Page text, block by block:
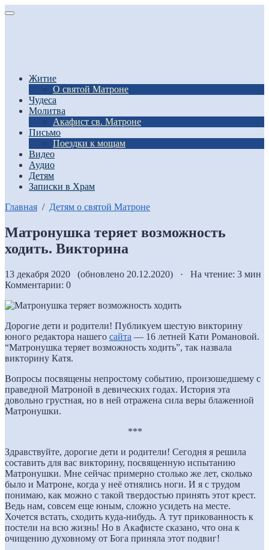
Житие
О святой Матроне
Чудеса
Молитва
Акафист св. Матроне
Письмо
Поездки к мощам
Видео
Аудио
Детям
Записки в Храм
Главная / Детям о святой Матроне
Матронушка теряет возможность
ходить. Викторина
13 декабря 2020 (обновлено 20.12.2020) · На чтение: 3 мин
Комментарии: 0
Дорогие дети и родители! Публикуем шестую викторину
юного редактора нашего сайта — 16 летней Кати Романовой.
“Матронушка теряет возможность ходить”, так назвала
викторину Катя.
Вопросы посвящены непростому событию, произошедшему с
праведной Матроной в девических годах. История эта
довольно грустная, но в ней отражена сила веры блаженной
Матронушки.
***
Здравствуйте, дорогие дети и родители! Сегодня я решила
составить для вас викторину, посвященную испытанию
Матронушки. Мне сейчас примерно столько же лет, сколько
было и Матроне, когда у неё отнялись ноги. И я с трудом
понимаю, как можно с такой твердостью принять этот крест.
Ведь нам, совсем еще юным, сложно усидеть на месте.
Хочется встать, сходить куда-нибудь. А тут прикованность к
постели на всю жизнь! Но в Акафисте сказано, что она к
очищению духовному от Бога приняла этот подвиг!